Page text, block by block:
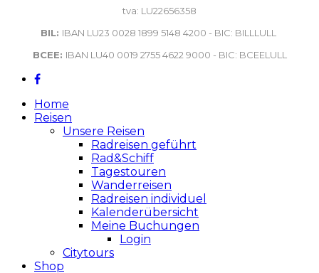
tva: LU22656358
BIL: IBAN LU23 0028 1899 5148 4200 - BIC: BILLLULL
BCEE: IBAN LU40 0019 2755 4622 9000 - BIC: BCEELULL
Home
Reisen
Unsere Reisen
Radreisen geführt
Rad&Schiff
Tagestouren
Wanderreisen
Radreisen individuel
Kalenderübersicht
Meine Buchungen
Login
Citytours
Shop